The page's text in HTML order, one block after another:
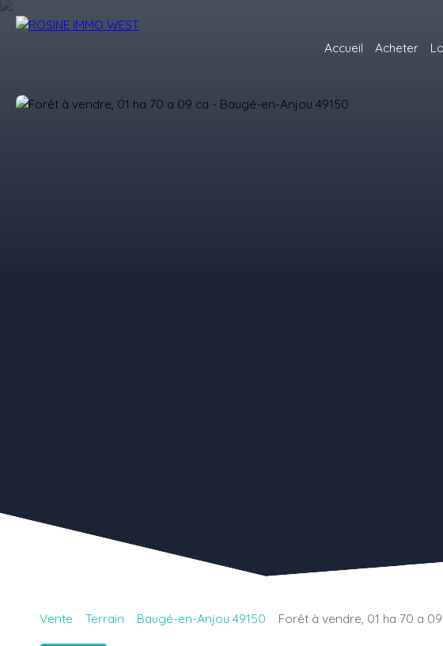
Accueil Acheter
Vente Terrain Baugé-en-Anjou 49150 Forêt à vendre, 01 ha 70 a